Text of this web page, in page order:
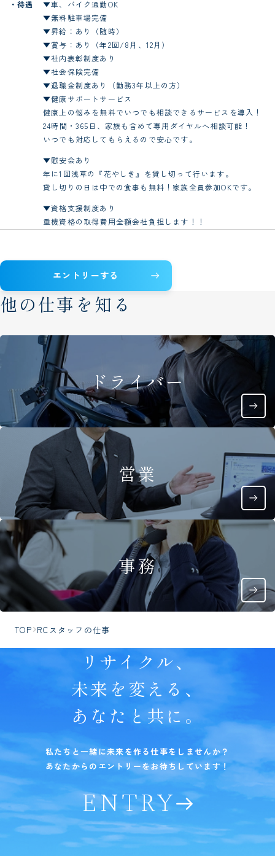
・待遇
▼車、バイク通勤OK
▼無料駐車場完備
▼昇給：あり（随時）
▼賞与：あり（年2回/8月、12月）
▼社内表彰制度あり
▼社会保険完備
▼退職金制度あり（勤務3年以上の方）
▼健康サポートサービス
健康上の悩みを無料でいつでも相談できるサービスを導入！
24時間・365日、家族も含めて専用ダイヤルへ相談可能！
いつでも対応してもらえるので安心です。
▼慰安会あり
年に1回浅草の『花やしき』を貸し切って行います。
貸し切りの日は中での食事も無料！家族全員参加OKです。
▼資格支援制度あり
重機資格の取得費用全額会社負担します！！
エントリーする
他の仕事を知る
ドライバー
営業
事務
TOP RCスタッフの仕事
リサイクル、
未来を変える、
あなたと共に。
私たちと一緒に未来を作る仕事をしませんか？
あなたからのエントリーをお待ちしています！
ENTRY